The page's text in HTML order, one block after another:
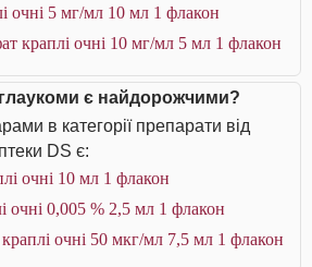
очні 5 мг/мл 10 мл 1 флакон
краплі очні 10 мг/мл 5 мл 1 флакон
глаукоми є найдорожчими?
в категорії препарати від
DS є:
очні 10 мл 1 флакон
очні 0,005 % 2,5 мл 1 флакон
очні 50 мкг/мл 7,5 мл 1 флакон